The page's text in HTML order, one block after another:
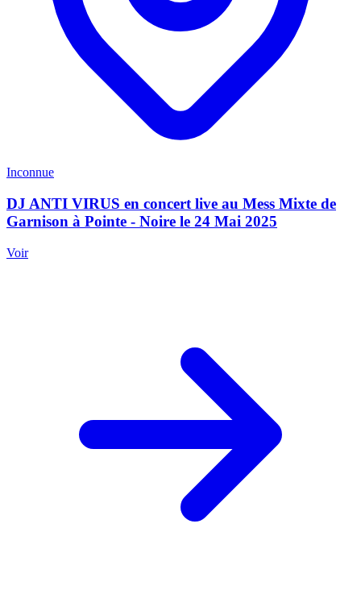
Inconnue
DJ ANTI VIRUS en concert live au Mess Mixte de
Garnison à Pointe - Noire le 24 Mai 2025
Voir